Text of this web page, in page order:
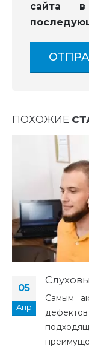
сайта
ПОХОЖИЕ
05
Апр
Самым